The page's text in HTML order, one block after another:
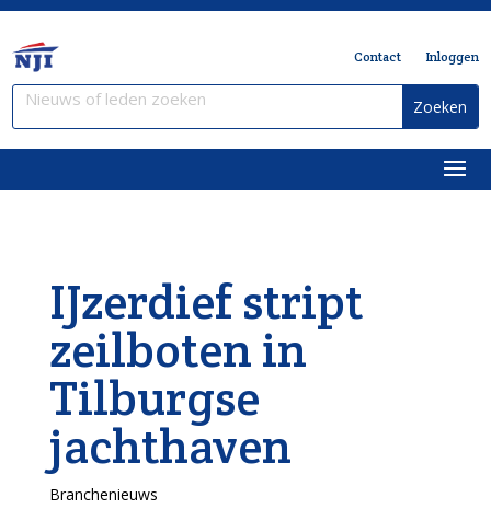
Contact Inloggen
IJzerdief stript
zeilboten in
Tilburgse
jachthaven
Branchenieuws